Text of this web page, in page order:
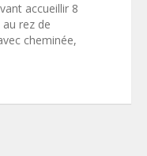
accueillir 8
rez de
cheminée,